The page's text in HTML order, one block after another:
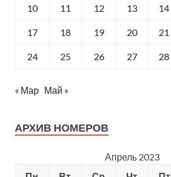
10 11 12 13 14
17 18 19 20 21
24 25 26 27 28
« Мар Май »
АРХИВ НОМЕРОВ
Апрель 2023